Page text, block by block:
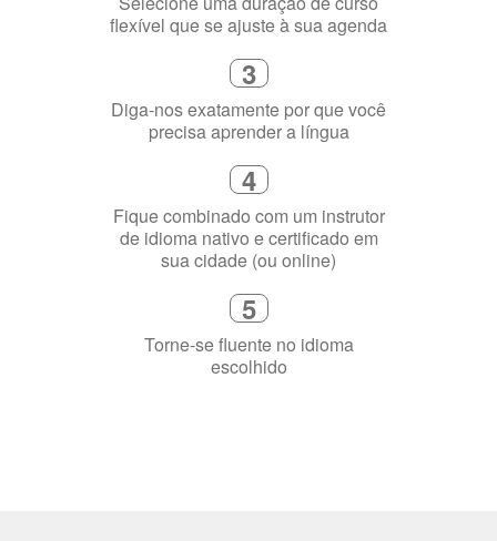
3
Diga-nos exatamente por que você
precisa aprender a língua
4
Fique combinado com um instrutor
de idioma nativo e certificado em
sua cidade (ou online)
5
Torne-se fluente no idioma
escolhido